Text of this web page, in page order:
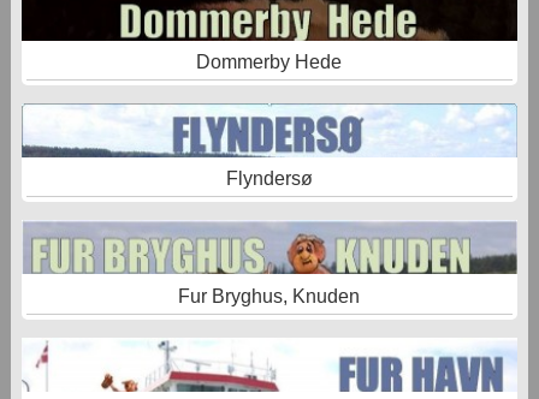
Dommerby Hede
Flyndersø
Fur Bryghus, Knuden